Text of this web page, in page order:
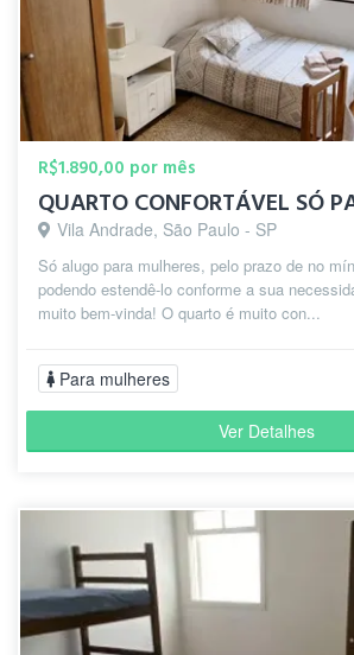
R$1.890,00 por mês
QUARTO CONFORTÁVEL SÓ
Vila Andrade, São Paulo - SP
Só alugo para mulheres, pelo prazo de no
podendo estendê-lo conforme a sua
muito bem-vinda! O quarto é muito con...
Para mulheres
Ver Detalhes